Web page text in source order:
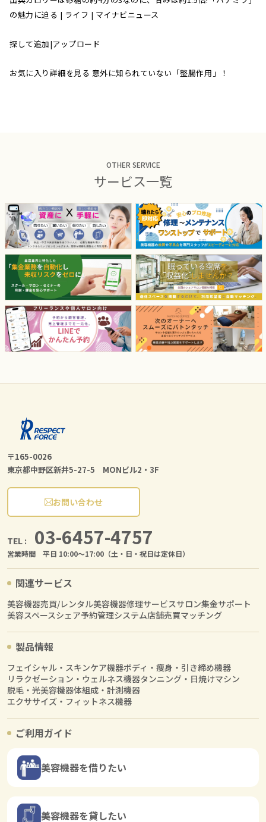
の魅力に迫る | ライフ | マイナビニュース
探して追加|アップロード
お気に入り詳細を見る 意外に知られていない「整腸作用」！
OTHER SERVICE
サービス一覧
〒165-0026
東京都中野区新井5-27-5 MONビル2・3F
お問い合わせ
TEL : 03-6457-4757
営業時間 平日 10:00〜17:00（土・日・祝日は定休日）
関連サービス
美容機器売買/レンタル美容機器修理サービスサロン集金サポート
美容スペースシェア予約管理システム店舗売買マッチング
製品情報
フェイシャル・スキンケア機器ボディ・痩身・引き締め機器
リラクゼーション・ウェルネス機器タンニング・日焼けマシン
脱毛・光美容機器体組成・計測機器
エクササイズ・フィットネス機器
ご利用ガイド
美容機器を借りたい
美容機器を貸したい